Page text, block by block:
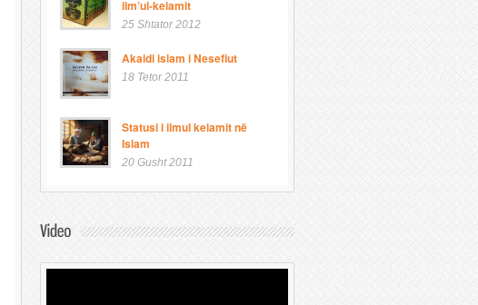
ilm’ul-kelamit
25 Shtator 2012
Akaidi islam i Nesefiut
18 Tetor 2011
Statusi i ilmul kelamit në
Islam
20 Gusht 2011